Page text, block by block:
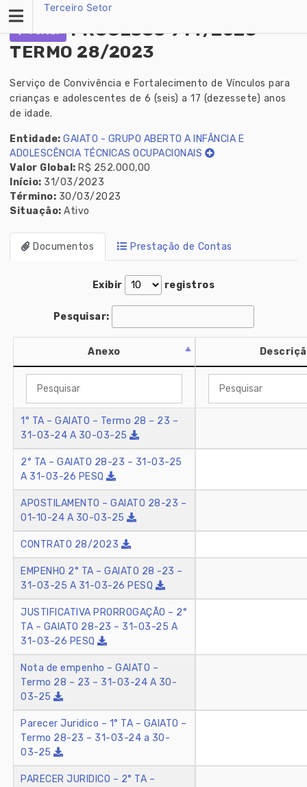
Skip
content
Terceiro Setor
Voltar PROCESSO 914/2023 –
TERMO 28/2023
Serviço de Convivência e Fortalecimento de Vínculos para
crianças e adolescentes de 6 (seis) a 17 (dezessete) anos
de idade.
Entidade: GAIATO - GRUPO ABERTO A INFÂNCIA E
ADOLESCÊNCIA TÉCNICAS OCUPACIONAIS
Valor Global: R$ 252.000,00
Início: 31/03/2023
Término: 30/03/2023
Situação: Ativo
Documentos Prestação de Contas
Exibir registros
Pesquisar:
Anexo
1° TA – GAIATO – Termo 28 – 23 –
31-03-24 A 30-03-25
2° TA – GAIATO 28-23 – 31-03-25
A 31-03-26 PESQ
APOSTILAMENTO – GAIATO 28-23 –
01-10-24 A 30-03-25
CONTRATO 28/2023
EMPENHO 2° TA – GAIATO 28 -23 –
31-03-25 A 31-03-26 PESQ
JUSTIFICATIVA PRORROGAÇÃO – 2°
TA – GAIATO 28-23 – 31-03-25 A
31-03-26 PESQ
Nota de empenho – GAIATO –
Termo 28 – 23 – 31-03-24 A 30-
03-25
Parecer Juridico – 1° TA – GAIATO –
Termo 28-23 – 31-03-24 a 30-
03-25
PARECER JURIDICO – 2° TA –